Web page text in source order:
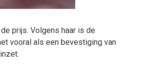
prijs. Volgens haar is de
vooral als een bevestiging van